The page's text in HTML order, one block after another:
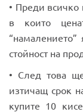
• Преди
в които
“намалението”
стойност на
• След това
изтичащ срок
купите 10